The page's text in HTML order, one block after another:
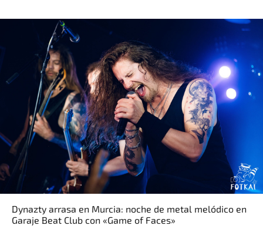
Dynazty arrasa en Murcia: noche de metal melódico en
Garaje Beat Club con «Game of Faces»